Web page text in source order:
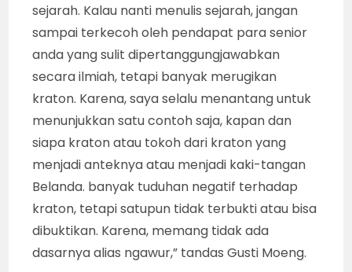
sejarah. Kalau nanti menulis sejarah, jangan
sampai terkecoh oleh pendapat para senior
anda yang sulit dipertanggungjawabkan
secara ilmiah, tetapi banyak merugikan
kraton. Karena, saya selalu menantang untuk
menunjukkan satu contoh saja, kapan dan
siapa kraton atau tokoh dari kraton yang
menjadi anteknya atau menjadi kaki-tangan
Belanda. banyak tuduhan negatif terhadap
kraton, tetapi satupun tidak terbukti atau bisa
dibuktikan. Karena, memang tidak ada
dasarnya alias ngawur,” tandas Gusti Moeng.